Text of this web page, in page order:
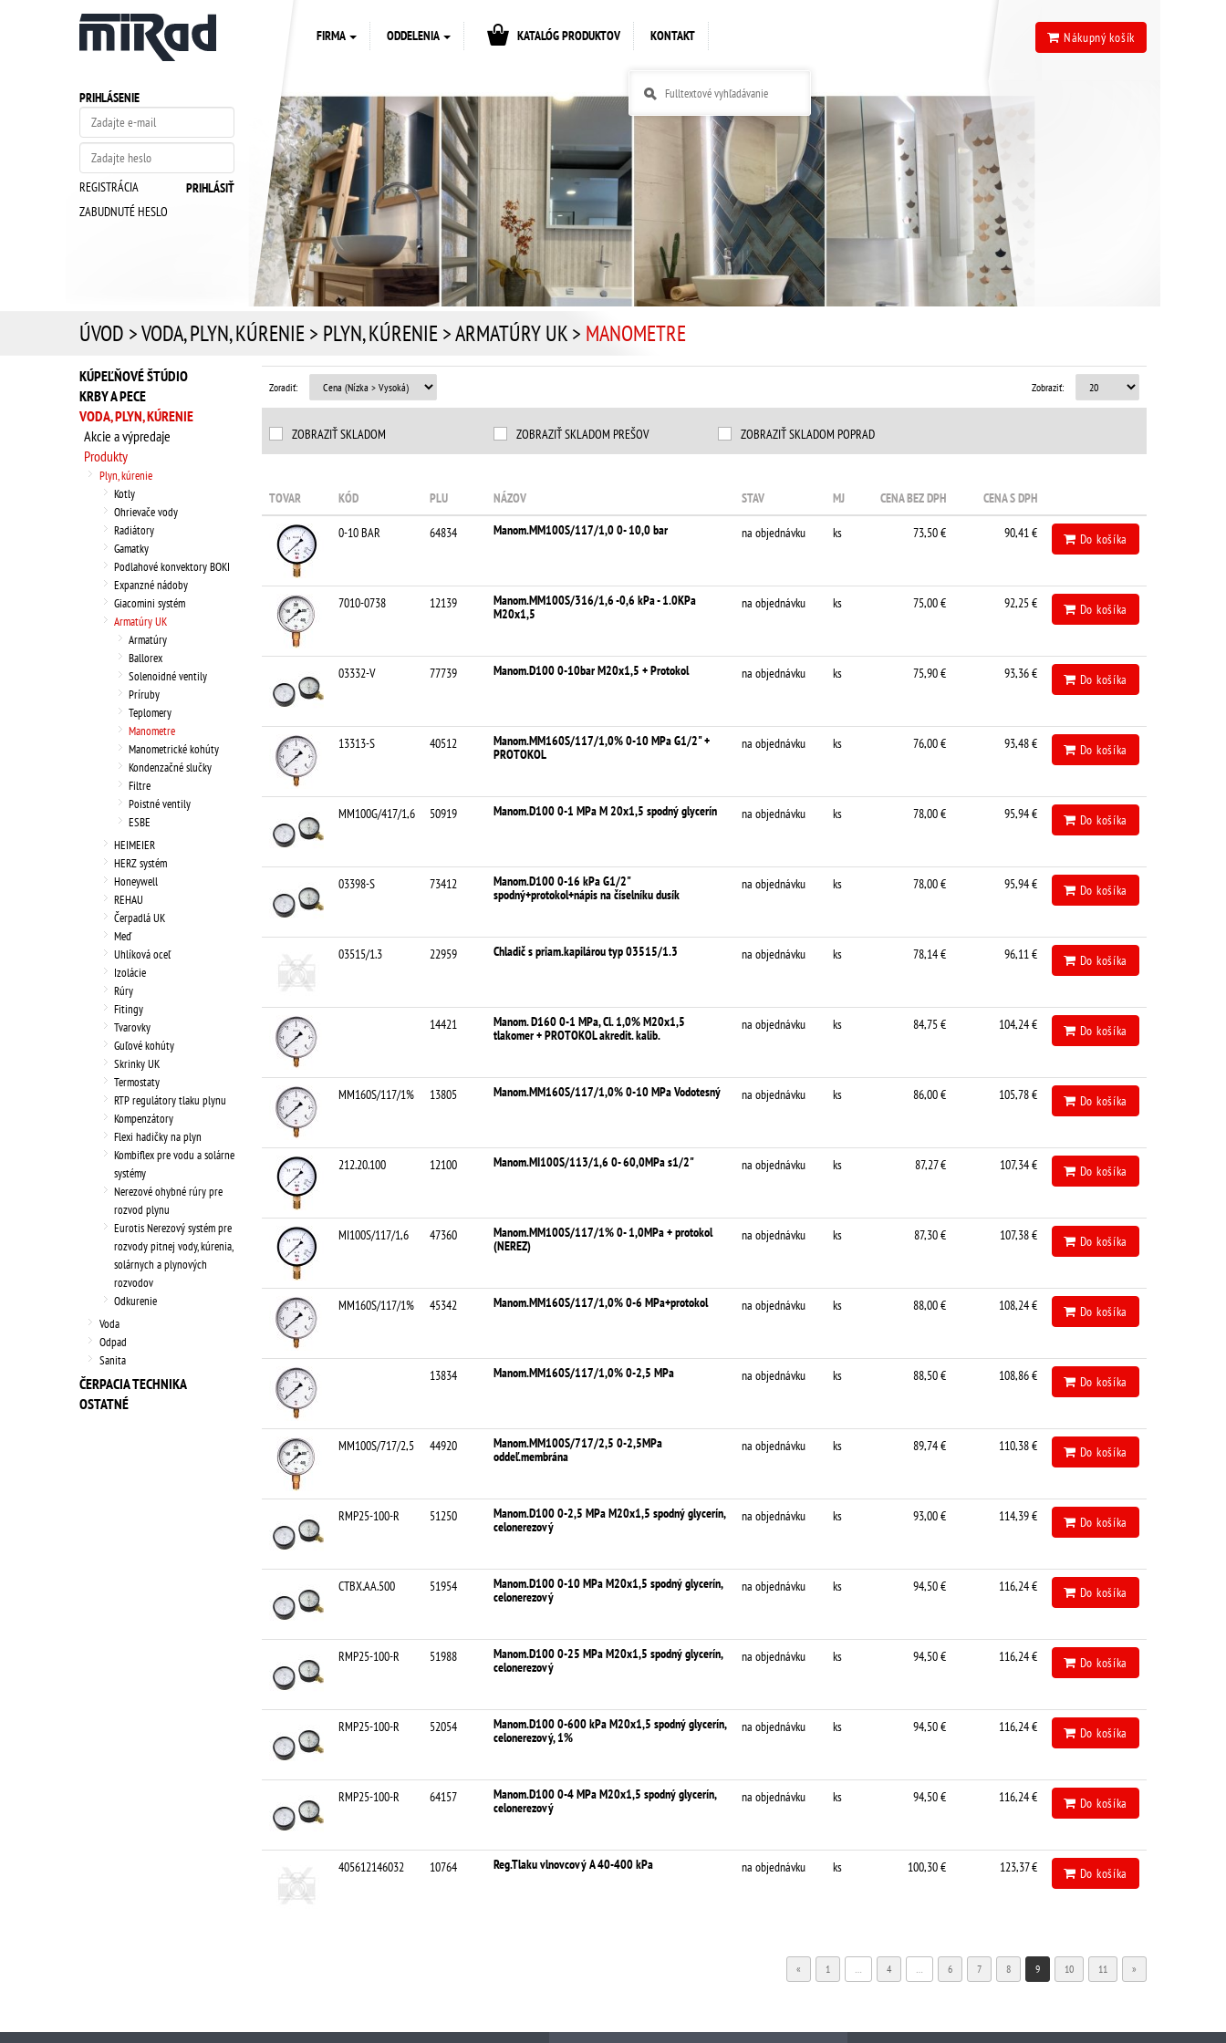
ÚVOD >VODA, PLYN, KÚRENIE> PLYN, KÚRENIE>ARMATÚRY UK> MANOMETRE
Zoradiť: Zobraziť:
ZOBRAZIŤ SKLADOM ZOBRAZIŤ SKLADOM PREŠOV ZOBRAZIŤ SKLADOM POPRAD
TOVAR KÓD PLU NÁZOV STAV MJ CENA BEZ DPH CENA S DPH
0-10 BAR 64834 Manom.MM100S/117/1,0 0- 10,0 bar na objednávku ks 73,50 € 90,41 € Do košíka
7010-0738 12139
Manom.MM100S/316/1,6 -0,6 kPa - 1.0KPa
M20x1,5
na objednávku ks 75,00 € 92,25 € Do košíka
03332-V 77739 Manom.D100 0-10bar M20x1,5 + Protokol na objednávku ks 75,90 € 93,36 € Do košíka
13313-S 40512
Manom.MM160S/117/1,0% 0-10 MPa G1/2" +
PROTOKOL
na objednávku ks 76,00 € 93,48 € Do košíka
MM100G/417/1,6 50919 Manom.D100 0-1 MPa M 20x1,5 spodný glycerín na objednávku ks 78,00 € 95,94 € Do košíka
03398-S 73412
Manom.D100 0-16 kPa G1/2"
spodný+protokol+nápis na číselníku dusík
na objednávku ks 78,00 € 95,94 € Do košíka
03515/1.3 22959 Chladič s priam.kapilárou typ 03515/1.3 na objednávku ks 78,14 € 96,11 € Do košíka
14421
Manom. D160 0-1 MPa, Cl. 1,0% M20x1,5
tlakomer + PROTOKOL akredit. kalib.
na objednávku ks 84,75 € 104,24 € Do košíka
MM160S/117/1% 13805 Manom.MM160S/117/1,0% 0-10 MPa Vodotesný na objednávku ks 86,00 € 105,78 € Do košíka
212.20.100 12100 Manom.MI100S/113/1,6 0- 60,0MPa s1/2" na objednávku ks 87,27 € 107,34 € Do košíka
MI100S/117/1,6 47360
Manom.MM100S/117/1% 0- 1,0MPa + protokol
(NEREZ)
na objednávku ks 87,30 € 107,38 € Do košíka
MM160S/117/1% 45342 Manom.MM160S/117/1,0% 0-6 MPa+protokol na objednávku ks 88,00 € 108,24 € Do košíka
13834 Manom.MM160S/117/1,0% 0-2,5 MPa na objednávku ks 88,50 € 108,86 € Do košíka
MM100S/717/2,5 44920
Manom.MM100S/717/2,5 0-2,5MPa
oddeľ.membrána
na objednávku ks 89,74 € 110,38 € Do košíka
RMP25-100-R 51250
Manom.D100 0-2,5 MPa M20x1,5 spodný glycerín,
celonerezový
na objednávku ks 93,00 € 114,39 € Do košíka
CTBX.AA.500 51954
Manom.D100 0-10 MPa M20x1,5 spodný glycerín,
celonerezový
na objednávku ks 94,50 € 116,24 € Do košíka
RMP25-100-R 51988
Manom.D100 0-25 MPa M20x1,5 spodný glycerín,
celonerezový
na objednávku ks 94,50 € 116,24 € Do košíka
RMP25-100-R 52054
Manom.D100 0-600 kPa M20x1,5 spodný glycerín,
celonerezový, 1%
na objednávku ks 94,50 € 116,24 € Do košíka
RMP25-100-R 64157
Manom.D100 0-4 MPa M20x1,5 spodný glycerín,
celonerezový
na objednávku ks 94,50 € 116,24 € Do košíka
405612146032 10764 Reg.Tlaku vlnovcový A 40-400 kPa na objednávku ks 100,30 € 123,37 € Do košíka
« 1 … 4 … 6 7 8 9 10 11 »
KÚPEĽŇOVÉ ŠTÚDIO
KRBY A PECE
VODA, PLYN, KÚRENIE
Akcie a výpredaje
Produkty
Plyn, kúrenie
Kotly
Ohrievače vody
Radiátory
Gamatky
Podlahové konvektory BOKI
Expanzné nádoby
Giacomini systém
Armatúry UK
Armatúry
Ballorex
Solenoidné ventily
Príruby
Teplomery
Manometre
Manometrické kohúty
Kondenzačné slučky
Filtre
Poistné ventily
ESBE
HEIMEIER
HERZ systém
Honeywell
REHAU
Čerpadlá UK
Meď
Uhlíková oceľ
Izolácie
Rúry
Fitingy
Tvarovky
Guľové kohúty
Skrinky UK
Termostaty
RTP regulátory tlaku plynu
Kompenzátory
Flexi hadičky na plyn
Kombiflex pre vodu a solárne
systémy
Nerezové ohybné rúry pre
rozvod plynu
Eurotis Nerezový systém pre
rozvody pitnej vody, kúrenia,
solárnych a plynových
rozvodov
Odkurenie
Voda
Odpad
Sanita
ČERPACIA TECHNIKA
OSTATNÉ
PRIHLÁSENIE
REGISTRÁCIA
ZABUDNUTÉ HESLO
Nákupný košík
FIRMA ODDELENIA KATALÓG PRODUKTOV KONTAKT